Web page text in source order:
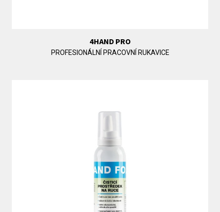
4HAND PRO
PROFESIONÁLNÍ PRACOVNÍ RUKAVICE